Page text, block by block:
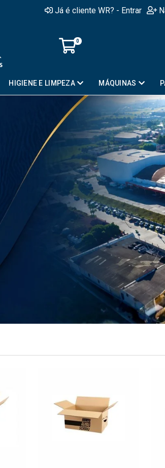
Já é cliente WR? - Entrar
0
HIGIENE E LIMPEZA MÁQUINAS